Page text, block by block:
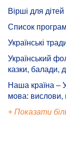
Вірші для
Список
Українські
Український
казки, балади,
Наша країна –
мова: вислови,
+ Показати